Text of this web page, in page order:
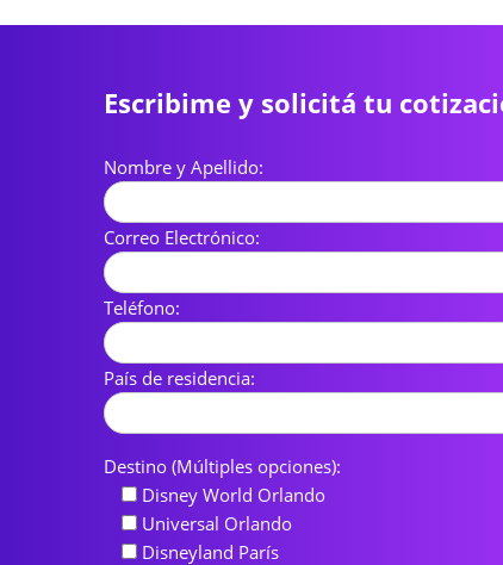
Escribime y solicitá tu
Nombre y Apellido:
Correo Electrónico:
Teléfono:
País de residencia:
Destino (Múltiples opciones):
Disney World Orlando
Universal Orlando
Disneyland París